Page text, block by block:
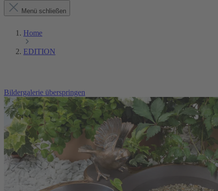
Menü schließen
Home
EDITION
Bildergalerie überspringen